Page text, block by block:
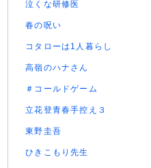
泣くな研修医
春の呪い
コタローは1人暮らし
高嶺のハナさん
＃コールドゲーム
立花登青春手控え３
東野圭吾
ひきこもり先生